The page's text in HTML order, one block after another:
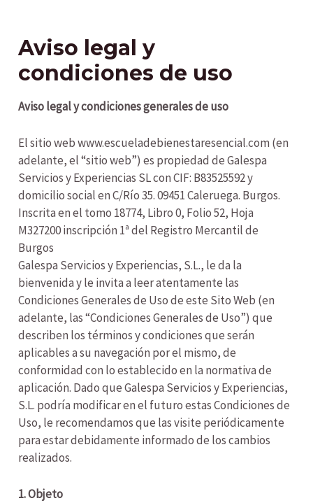
contenido
Aviso legal y
condiciones de uso
Aviso legal y condiciones generales de uso
El sitio web www.escueladebienestaresencial.com (en
adelante, el “sitio web”) es propiedad de Galespa
Servicios y Experiencias SL con CIF: B83525592 y
domicilio social en C/Río 35. 09451 Caleruega. Burgos.
Inscrita en el tomo 18774, Libro 0, Folio 52, Hoja
M327200 inscripción 1ª del Registro Mercantil de
Burgos
Galespa Servicios y Experiencias, S.L., le da la
bienvenida y le invita a leer atentamente las
Condiciones Generales de Uso de este Sito Web (en
adelante, las “Condiciones Generales de Uso”) que
describen los términos y condiciones que serán
aplicables a su navegación por el mismo, de
conformidad con lo establecido en la normativa de
aplicación. Dado que Galespa Servicios y Experiencias,
S.L. podría modificar en el futuro estas Condiciones de
Uso, le recomendamos que las visite periódicamente
para estar debidamente informado de los cambios
realizados.
1. Objeto